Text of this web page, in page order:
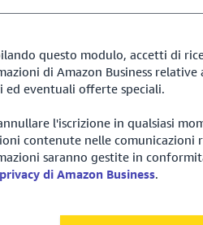
questo modulo, accetti di
di Amazon Business relative
ed eventuali offerte speciali.
l'iscrizione in qualsiasi
contenute nelle comunicazioni
saranno gestite in
di Amazon Business.